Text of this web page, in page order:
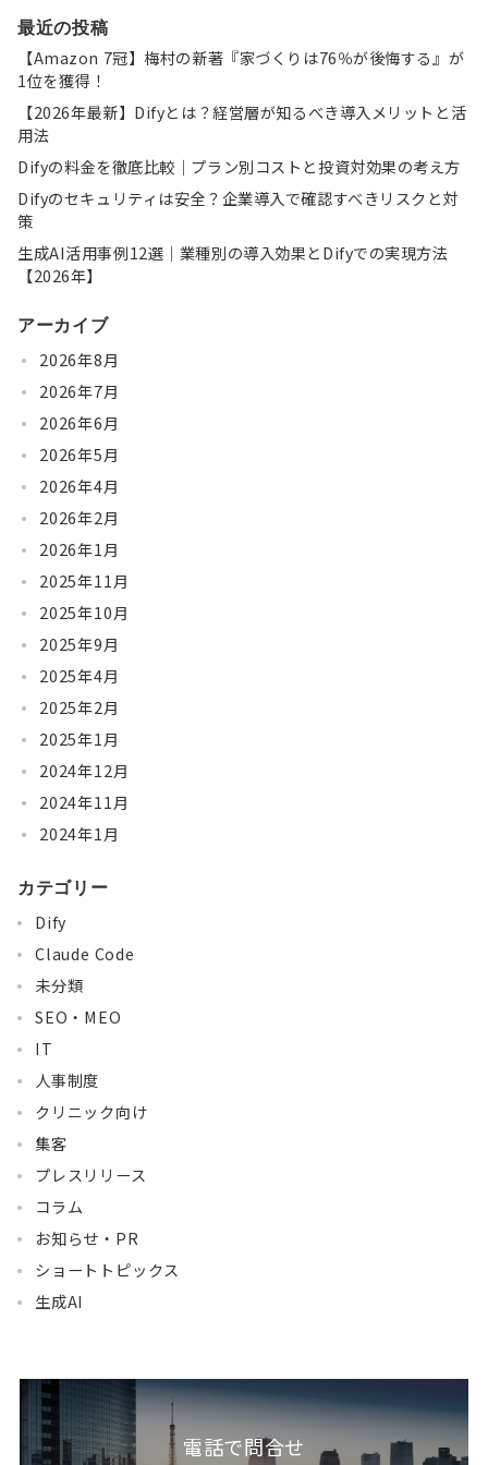
最近の投稿
【Amazon 7冠】梅村の新著『家づくりは76％が後悔する』が
1位を獲得！
【2026年最新】Difyとは？経営層が知るべき導入メリットと活
用法
Difyの料金を徹底比較｜プラン別コストと投資対効果の考え方
Difyのセキュリティは安全？企業導入で確認すべきリスクと対
策
生成AI活用事例12選｜業種別の導入効果とDifyでの実現方法
【2026年】
アーカイブ
2026年8月
2026年7月
2026年6月
2026年5月
2026年4月
2026年2月
2026年1月
2025年11月
2025年10月
2025年9月
2025年4月
2025年2月
2025年1月
2024年12月
2024年11月
2024年1月
カテゴリー
Dify
Claude Code
未分類
SEO・MEO
IT
人事制度
クリニック向け
集客
プレスリリース
コラム
お知らせ・PR
ショートトピックス
生成AI
電話で問合せ